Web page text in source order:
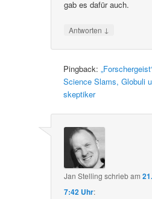
gab es dafür auch.
Antworten ↓
Pingback:
Science Slams, Globuli
skeptiker
Jan Stelling schriebam
7:42 Uhr: